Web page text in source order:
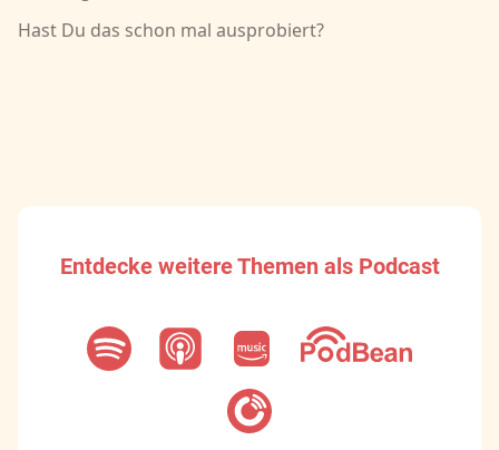
Hast Du das schon mal ausprobiert?
Entdecke weitere Themen als Podcast